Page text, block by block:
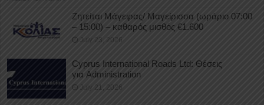
Ζητείται Μάγειρας/ Μαγείρισσα (ωράριο 07:00
– 15:00) – καθαρός μισθός €1.600
July 23, 2026
Cyprus International Roads Ltd: Θέσεις
για Administration
July 21, 2026